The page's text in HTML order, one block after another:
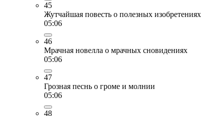
45
Жутчайшая повесть о полезных изобретениях
05:06
46
Мрачная новелла о мрачных сновидениях
05:06
47
Грозная песнь о громе и молнии
05:06
48